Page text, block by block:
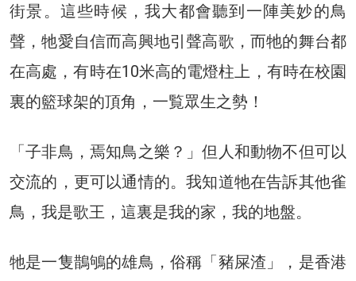
街景。這些時候，我大都會聽到一陣美妙的鳥
聲，牠愛自信而高興地引聲高歌，而牠的舞台都
在高處，有時在10米高的電燈柱上，有時在校園
裏的籃球架的頂角，一覧眾生之勢！
「子非鳥，焉知鳥之樂？」但人和動物不但可以
交流的，更可以通情的。我知道牠在告訴其他雀
鳥，我是歌王，這裏是我的家，我的地盤。
牠是一隻鵲鴝的雄鳥，俗稱「豬屎渣」，是香港